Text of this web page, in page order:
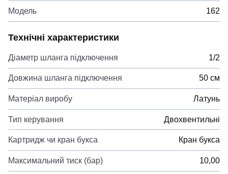
Модель 162
Технічні характеристики
Діаметр шланга підключення 1/2
Довжина шланга підключення 50 см
Матеріал виробу Латунь
Тип керування Двохвентильні
Картридж чи кран букса Кран букса
Максимальний тиск (бар) 10,00